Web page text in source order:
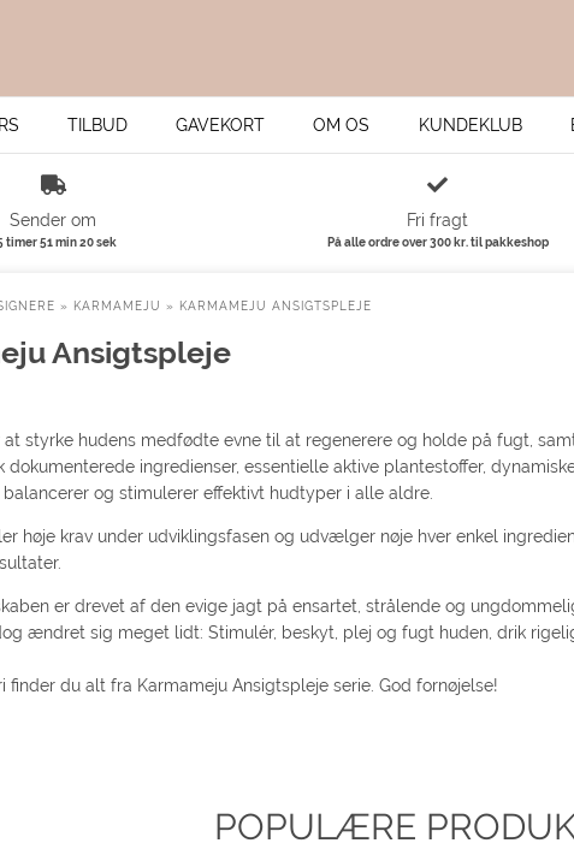
TILBUD GAVEKORT OM OS KUNDEKLUB
Sender om
timer 51 min 19 sek
Fri fragt
På alle ordre over 300 kr. til pakkeshop
» KARMAMEJU » KARMAMEJU ANSIGTSPLEJE
Ansigtspleje
at styrke hudens medfødte evne til at regenerere og holde på fugt,
dokumenterede ingredienser, essentielle aktive plantestoffer,
balancerer og stimulerer effektivt hudtyper i alle aldre.
høje krav under udviklingsfasen og udvælger nøje hver enkel
er drevet af den evige jagt på ensartet, strålende og
ændret sig meget lidt: Stimulér, beskyt, plej og fugt huden, drik
finder du alt fra Karmameju Ansigtspleje serie. God fornøjelse!
POPULÆRE